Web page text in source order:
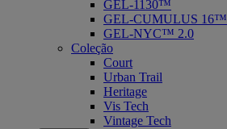
GEL-1130™
GEL-CUMULUS 16™
GEL-NYC™ 2.0
Coleção
Court
Urban Trail
Heritage
Vis Tech
Vintage Tech